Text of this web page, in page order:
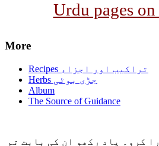
Urdu pages
More
Recipes تراکیب اور اجزاء
Herbs جڑی بوٹی
Album
The Source of Guidance